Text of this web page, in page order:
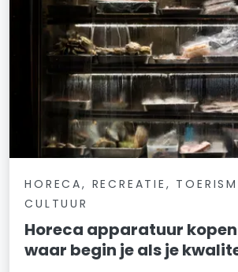
HORECA, RECREATIE,
CULTUUR
Horeca apparatuur kopen
waar begin je als je